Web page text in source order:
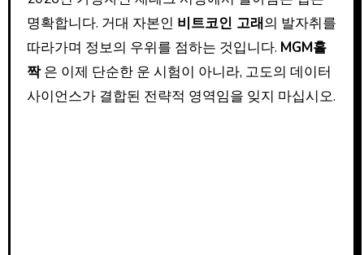
명확합니다. 거대 자본인 비트코인 고래의 발자취를
따라가며 정보의 우위를 점하는 것입니다. MGM홀
짝은 이제 단순한 운 시험이 아니라, 고도의 데이터
사이언스가 결합된 전략적 영역임을 잊지 마십시오.